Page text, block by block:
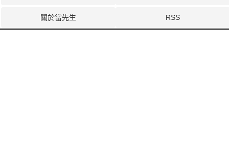
關於當先生 RSS